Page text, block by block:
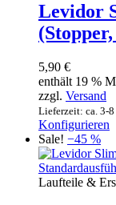
Levidor
5,90 €
enthält 19 %
zzgl. Versand
Lieferzeit: ca. 3-
Konfigurieren
Sale! −45 %
Laufteile &